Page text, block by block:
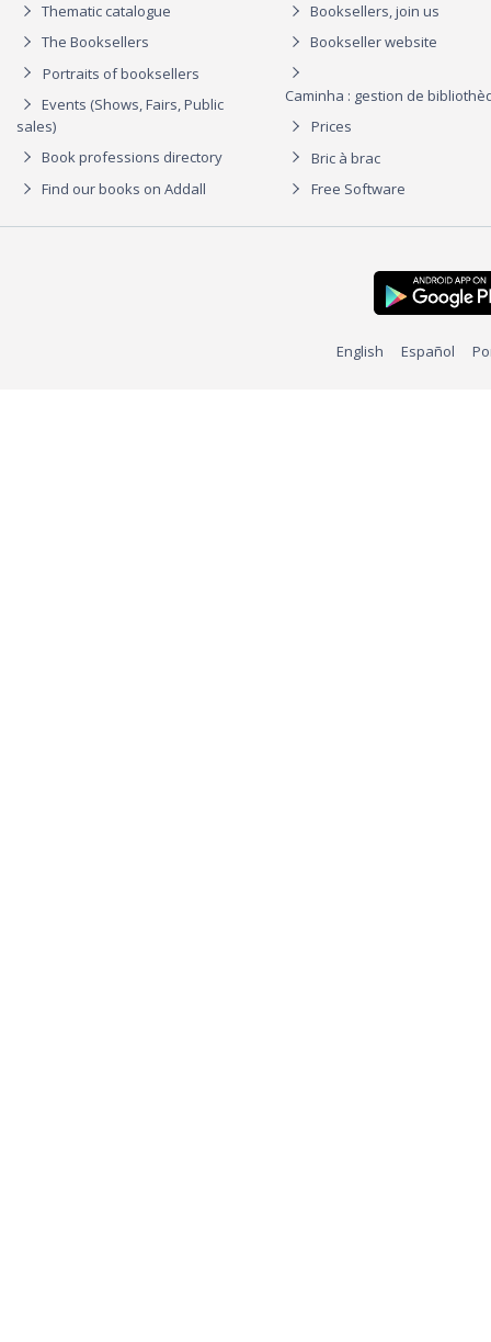
Thematic catalogue
The Booksellers
Portraits of booksellers
Events (Shows, Fairs, Public
sales)
Book professions directory
Find our books on Addall
Booksellers, join us
Bookseller website
Caminha : gestion de
Prices
Bric à brac
Free Software
English Español